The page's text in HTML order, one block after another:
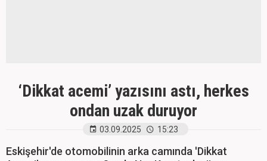
‘Dikkat acemi’ yazısını astı, herkes
ondan uzak duruyor
03.09.2025 15:23
Eskişehir'de otomobilinin arka camında 'Dikkat